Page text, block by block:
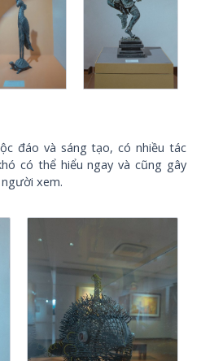
đáo và sáng tạo, có nhiều tác
có thể hiểu ngay và cũng gây
xem.